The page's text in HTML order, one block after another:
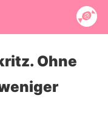
Ohne